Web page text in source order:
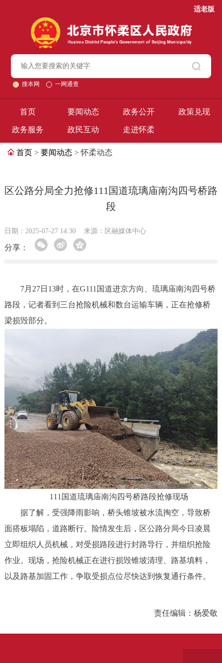
适老版
搜本网 一网通查
首页 要闻动态 政务公开 政策兑现
政务服务 政民互动 走进怀柔
首页 > 要闻动态 > 怀柔动态
区公路分局全力抢修111国道琉璃庙南沟四号桥路
段
日期：2025-07-27 14:30 来源：区融媒体中心
分享：
7月27日13时，在G111国道进京方向、琉璃庙南沟四号桥
路段，记者看到三台抢险机械和数台运输车辆，正在抢修桥
梁损毁部分。
111国道琉璃庙南沟四号桥路段抢修现场
据了解，受强降雨影响，桥头锥坡被水流掏空，导致桥
面搭板塌陷，道路断行。险情发生后，区公路分局今日凌晨
立即组织人员机械，对受损路段进行封路导行，并组织抢险
作业。现场，抢险机械正在进行损毁锥坡清理、路基填料，
以及路基加固工作，争取受损点位尽快达到恢复通行条件。
责任编辑：杨爱敬